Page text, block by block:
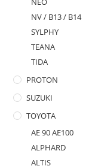
NV / B13 / B14
SYLPHY
TEANA
TIDA
PROTON
SUZUKI
TOYOTA
AE 90 AE100
ALPHARD
ALTIS